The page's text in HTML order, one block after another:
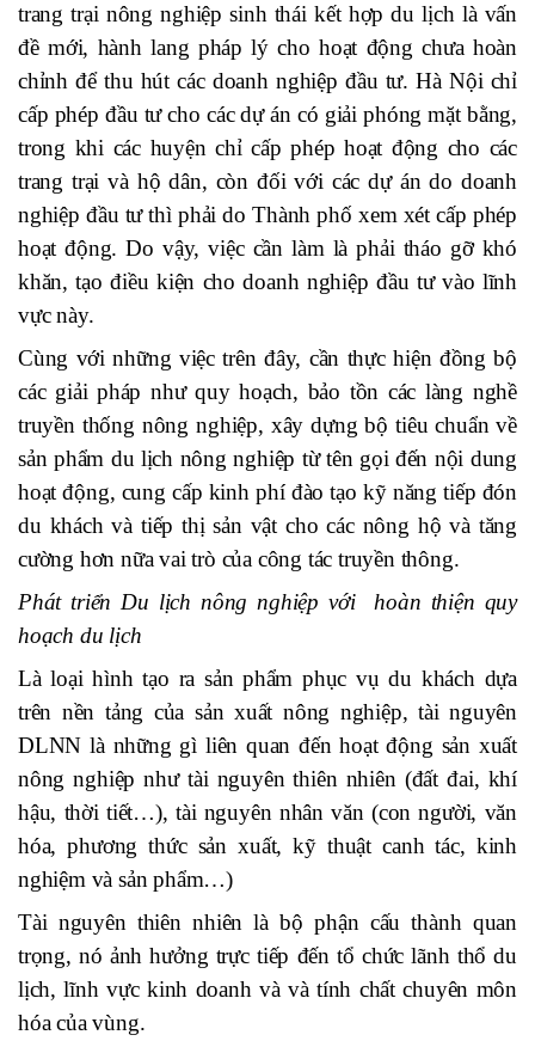
trang trại nông nghiệp sinh thái kết hợp du lịch là vấn
đề mới, hành lang pháp lý cho hoạt động chưa hoàn
chỉnh để thu hút các doanh nghiệp đầu tư. Hà Nội chỉ
cấp phép đầu tư cho các dự án có giải phóng mặt bằng,
trong khi các huyện chỉ cấp phép hoạt động cho các
trang trại và hộ dân, còn đối với các dự án do doanh
nghiệp đầu tư thì phải do Thành phố xem xét cấp phép
hoạt động. Do vậy, việc cần làm là phải tháo gỡ khó
khăn, tạo điều kiện cho doanh nghiệp đầu tư vào lĩnh
vực này.
Cùng với những việc trên đây, cần thực hiện đồng bộ
các giải pháp như quy hoạch, bảo tồn các làng nghề
truyền thống nông nghiệp, xây dựng bộ tiêu chuẩn về
sản phẩm du lịch nông nghiệp từ tên gọi đến nội dung
hoạt động, cung cấp kinh phí đào tạo kỹ năng tiếp đón
du khách và tiếp thị sản vật cho các nông hộ và tăng
cường hơn nữa vai trò của công tác truyền thông.
Phát triển Du lịch nông nghiệp với hoàn thiện quy
hoạch du lịch
Là loại hình tạo ra sản phẩm phục vụ du khách dựa
trên nền tảng của sản xuất nông nghiệp, tài nguyên
DLNN là những gì liên quan đến hoạt động sản xuất
nông nghiệp như tài nguyên thiên nhiên (đất đai, khí
hậu, thời tiết…), tài nguyên nhân văn (con người, văn
hóa, phương thức sản xuất, kỹ thuật canh tác, kinh
nghiệm và sản phẩm…)
Tài nguyên thiên nhiên là bộ phận cấu thành quan
trọng, nó ảnh hưởng trực tiếp đến tổ chức lãnh thổ du
lịch, lĩnh vực kinh doanh và và tính chất chuyên môn
hóa của vùng.